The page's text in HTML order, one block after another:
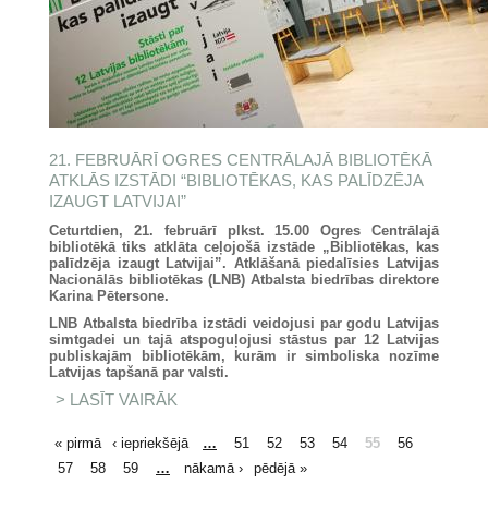
21. FEBRUĀRĪ OGRES CENTRĀLAJĀ BIBLIOTĒKĀ
ATKLĀS IZSTĀDI “BIBLIOTĒKAS, KAS PALĪDZĒJA
IZAUGT LATVIJAI”
Ceturtdien, 21. februārī plkst. 15.00 Ogres Centrālajā
bibliotēkā tiks atklāta ceļojošā izstāde „Bibliotēkas, kas
palīdzēja izaugt Latvijai”. Atklāšanā piedalīsies Latvijas
Nacionālās bibliotēkas (LNB) Atbalsta biedrības direktore
Karina Pētersone.
LNB Atbalsta biedrība izstādi veidojusi par godu Latvijas
simtgadei un tajā atspoguļojusi stāstus par 12 Latvijas
publiskajām bibliotēkām, kurām ir simboliska nozīme
Latvijas tapšanā par valsti.
LASĪT VAIRĀK
KAS PALĪDZĒJA IZAUGT
LATVIJAI”
LAPAS
« pirmā ‹ iepriekšējā … 51 52 53 54 55
56
57
58 59 … nākamā › pēdējā »